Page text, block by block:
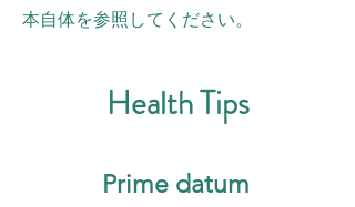
本自体を参照してください。
Health Tips
Prime datum